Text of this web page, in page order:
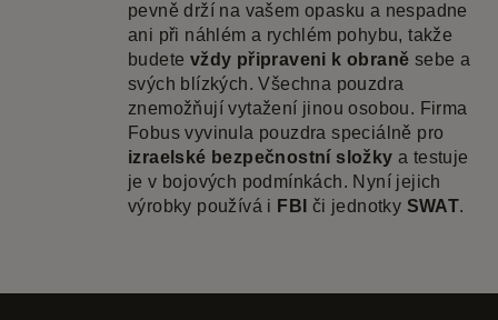
pevně drží na vašem opasku a nespadne
ani při náhlém a rychlém pohybu, takže
budete vždy připraveni k obraně sebe a
svých blízkých. Všechna pouzdra
znemožňují vytažení jinou osobou. Firma
Fobus vyvinula pouzdra speciálně pro
izraelské bezpečnostní složky a testuje
je v bojových podmínkách. Nyní jejich
výrobky používá i FBI či jednotky SWAT.